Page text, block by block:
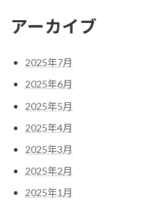
アーカイブ
2025年7月
2025年6月
2025年5月
2025年4月
2025年3月
2025年2月
2025年1月